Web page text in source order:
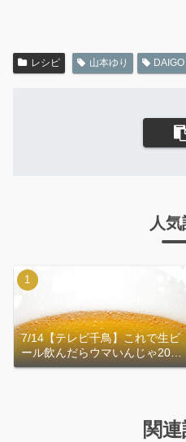
レシピ 山本ゆり
人
7/14【テレビ千鳥】これで生ビ
ール飲んだらウマいんじゃ2026
｜おおよその作り方
関